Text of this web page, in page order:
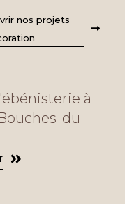
nos projets
à
du-